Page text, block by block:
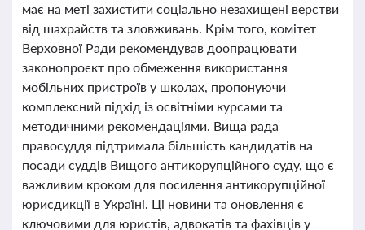
має на меті захистити соціально незахищені верстви
від шахрайств та зловживань. Крім того, комітет
Верховної Ради рекомендував доопрацювати
законопроєкт про обмеження використання
мобільних пристроїв у школах, пропонуючи
комплексний підхід із освітніми курсами та
методичними рекомендаціями. Вища рада
правосуддя підтримала більшість кандидатів на
посади суддів Вищого антикорупційного суду, що є
важливим кроком для посилення антикорупційної
юрисдикції в Україні. Ці новини та оновлення є
ключовими для юристів, адвокатів та фахівців у